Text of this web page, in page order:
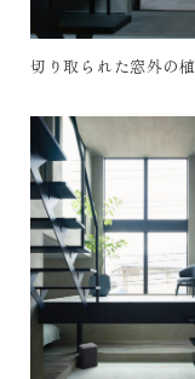
切り取られた窓外の